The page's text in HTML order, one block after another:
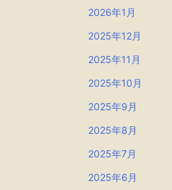
2026年1月
2025年12月
2025年11月
2025年10月
2025年9月
2025年8月
2025年7月
2025年6月